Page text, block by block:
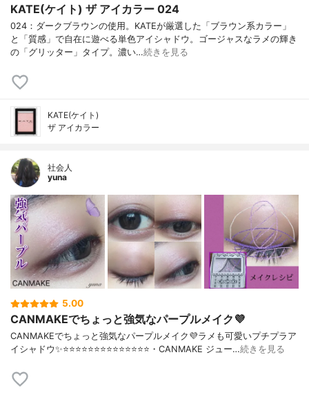
KATE(ケイト) ザ アイカラー 024
024：ダークブラウンの使用。KATEが厳選した「ブラウン系カラー」
と「質感」で自在に遊べる単色アイシャドウ。ゴージャスなラメの輝き
の「グリッター」タイプ。濃い…続きを見る
KATE(ケイト)
ザ アイカラー
社会人
yuna
5.00
CANMAKEでちょっと強気なパープルメイク💜
CANMAKEでちょっと強気なパープルメイク💜ラメも可愛いプチプラア
イシャドウ✨⭐️⭐️⭐️⭐️⭐️⭐️⭐️⭐️⭐️⭐️⭐️⭐️⭐️⭐️・CANMAKE ジュー…続きを見る